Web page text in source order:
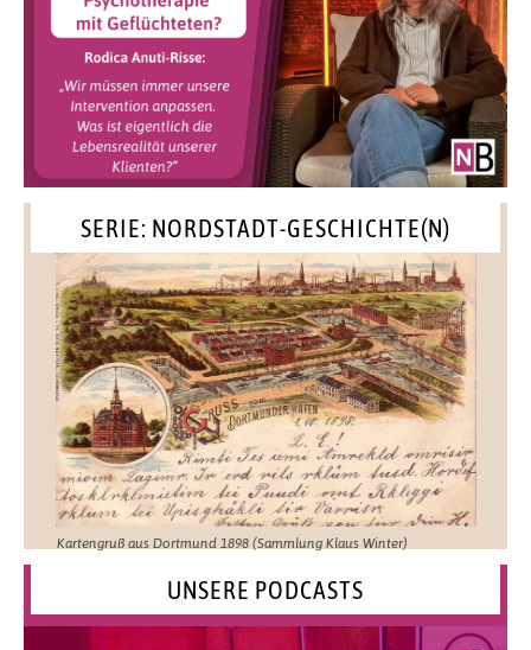
SERIE: NORDSTADT-GESCHICHTE(N)
Kartengruß aus Dortmund 1898 (Sammlung Klaus Winter)
UNSERE PODCASTS